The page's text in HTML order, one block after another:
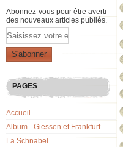
Abonnez-vous pour être averti
des nouveaux articles publiés.
Email
PAGES
Accueil
Album - Giessen et Frankfurt
La Schnabel